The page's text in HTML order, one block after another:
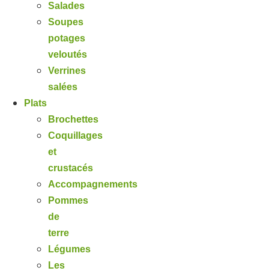
Salades
Soupes
potages
veloutés
Verrines
salées
Plats
Brochettes
Coquillages
et
crustacés
Accompagnements
Pommes
de
terre
Légumes
Les